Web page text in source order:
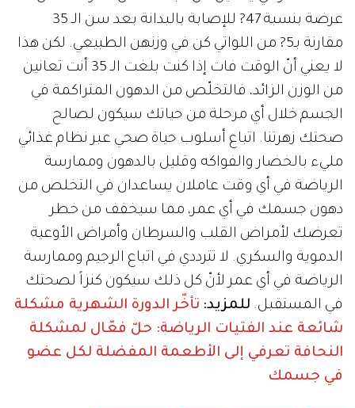
عرضة بنسبة 47? للإصابة بالبدانة بعد سن الـ 35
مقارنة بـ5? من اللواتي كن في وزنهن الطبيعي. لكن هذا
لا يعني أنّ الوقت فات إذا كنت بلغت الـ 35 أنت تعانين
من الوزن الزائد، فالتخلّص من الدهون المتراكمة في
الجسم خلال أي مرحلة من حياتك سيكون لصالح
صحتك زهرتنا. اتباع أسلوب حياة صحي عبر نظام غذائي
مليء بالخضار والفواكه وقليل بالدهون وممارسة
الرياضة في أي وقت عاملان يساعدان في التخلص من
دهون جسمك في أي عمر، مما سيخفف من خطر
تعرضك لأمراض القلب والسرطان وأمراض الأوعية
الدموية والسكري. لا تترددي في اتباع الرجيم وممارسة
الرياضة في أي عمر لأنّ كل ذلك سيكون كنزاً لصحتك
في المستقبل. للمزيد: تأخّر الدورة الشهرية مشكلة
شائعة عند الفتيات الرياضة: حلّ فعّال لمشكلة
النحافة تعرفي إلى الأطعمة المفضلة لكل عضو
في جسمك